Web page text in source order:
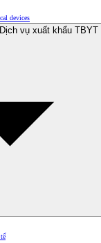
devices
vụ xuất khẩu TBYT